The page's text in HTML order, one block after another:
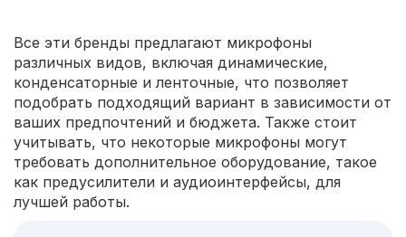
Все эти бренды предлагают микрофоны
различных видов, включая динамические,
конденсаторные и ленточные, что позволяет
подобрать подходящий вариант в зависимости от
ваших предпочтений и бюджета. Также стоит
учитывать, что некоторые микрофоны могут
требовать дополнительное оборудование, такое
как предусилители и аудиоинтерфейсы, для
лучшей работы.